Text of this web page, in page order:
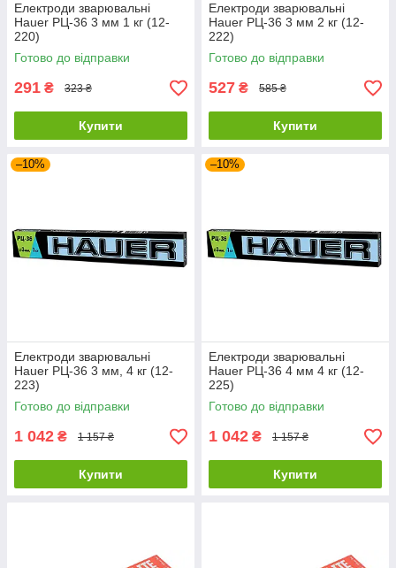
Електроди зварювальні
Hauer РЦ-36 3 мм 1 кг (12-
220)
Готово до відправки
291 ₴ 323 ₴
Купити
Електроди зварювальні
Hauer РЦ-36 3 мм 2 кг (12-
222)
Готово до відправки
527 ₴ 585 ₴
Купити
–10%
Електроди зварювальні
Hauer РЦ-36 3 мм, 4 кг (12-
223)
Готово до відправки
1 042 ₴ 1 157 ₴
Купити
–10%
Електроди зварювальні
Hauer РЦ-36 4 мм 4 кг (12-
225)
Готово до відправки
1 042 ₴ 1 157 ₴
Купити